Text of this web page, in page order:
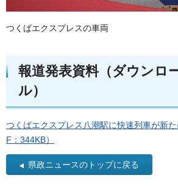
つくばエクスプレスの車両
報道発表資料（ダウンロ
ル）
つくばエクスプレス八潮駅に快速列車が新
F：344KB）
県政ニュースのトップに戻る